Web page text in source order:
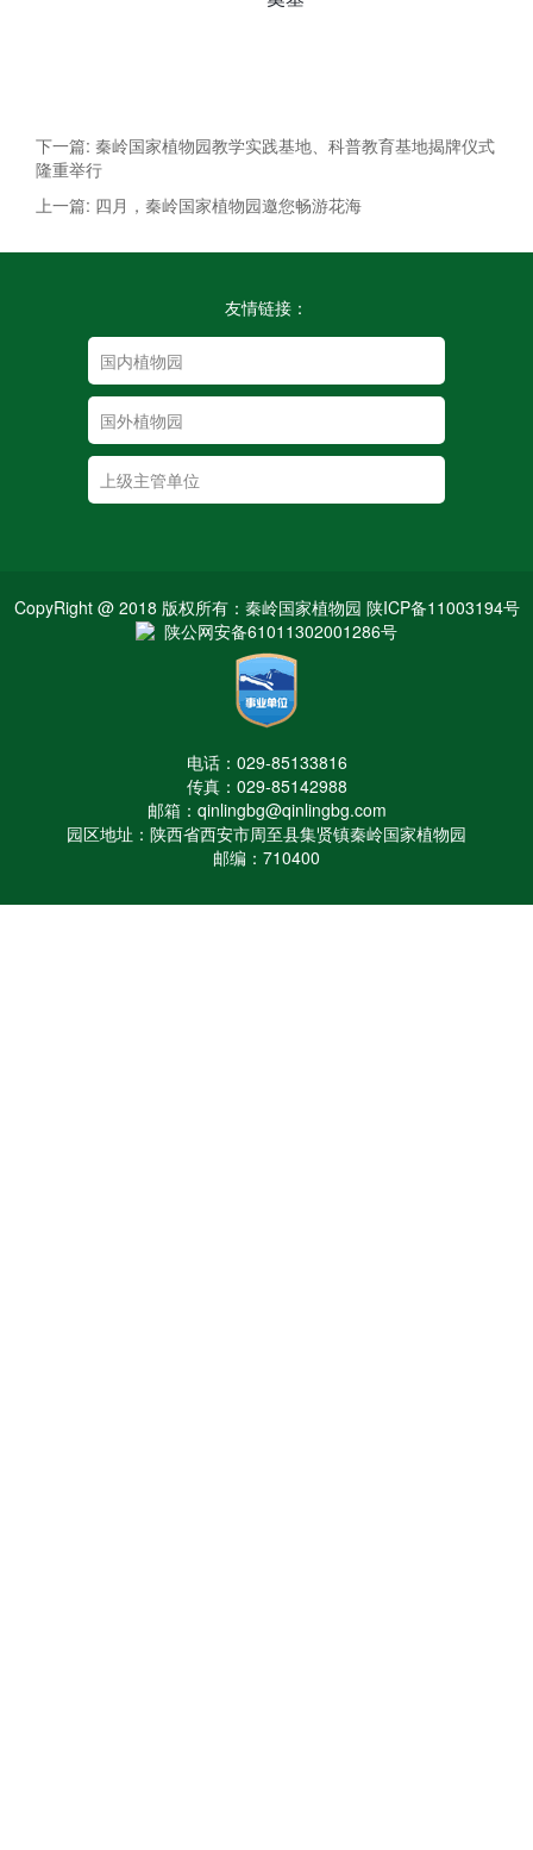
下一篇: 秦岭国家植物园教学实践基地、科普教育基地揭牌仪式
隆重举行
上一篇: 四月，秦岭国家植物园邀您畅游花海
友情链接：
CopyRight @ 2018 版权所有：秦岭国家植物园 陕ICP备11003194号
陕公网安备61011302001286号
电话：029-85133816
传真：029-85142988
邮箱：qinlingbg@qinlingbg.com
园区地址：陕西省西安市周至县集贤镇秦岭国家植物园
邮编：710400